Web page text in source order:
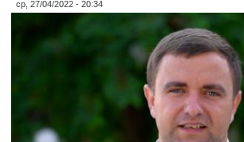
ср, 27/04/2022 - 20:34